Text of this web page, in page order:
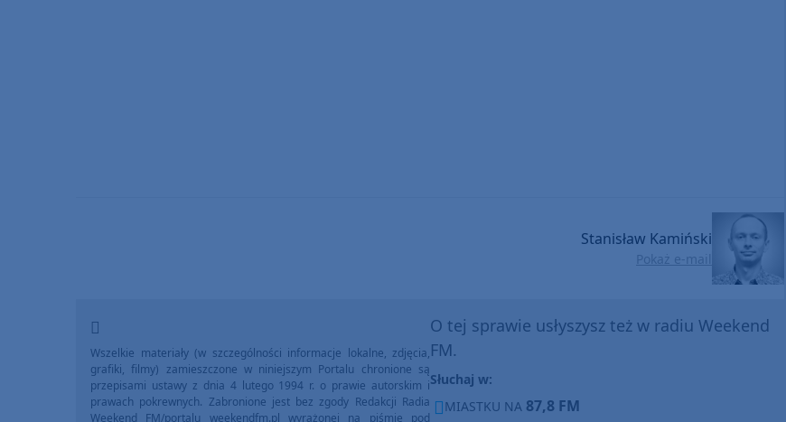
Stanisław Kamiński
Pokaż e-mail
O tej sprawie usłyszysz też w radiu Weekend
FM.
Słuchaj w:
MIASTKU NA 87,8 FM
Wszelkie materiały (w szczególności informacje lokalne, zdjęcia,
grafiki, filmy) zamieszczone w niniejszym Portalu chronione są
przepisami ustawy z dnia 4 lutego 1994 r. o prawie autorskim i
prawach pokrewnych. Zabronione jest bez zgody Redakcji Radia
Weekend FM/portalu weekendfm.pl wyrażonej na piśmie pod